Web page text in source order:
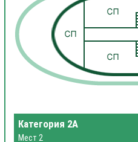
Категория 2А
Мест 2